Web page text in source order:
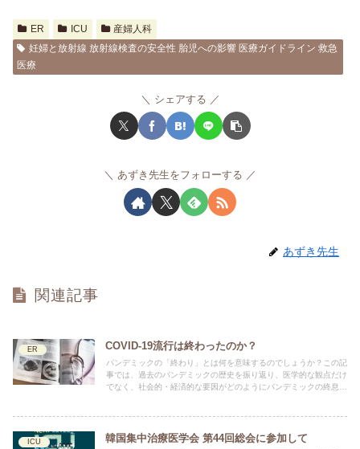
ER ICU
産婦人科
妊婦と放射線 放射線検査の安全性 胎児への影響 医療ガイドライン 救急
医療
シェアする
あずき先生をフォローする
あずき先生
関連記事
ER COVID-19流行は終わったのか？
パンデミックの「終わり」とは何を意味するのでしょうか？この記
事では、過去のパンデミックの歴史を振り返り、医学的な観点だけ
でなく、社会的・経済的な要因がどのようにパンデミックの終息に
ICU 韓国集中治療医学会 第44回総会に参加して